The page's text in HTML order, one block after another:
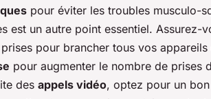
pour éviter les troubles musculo-
est un autre point essentiel. Assurez-
pour brancher tous vos appareils
pour augmenter le nombre de prises
des appels vidéo, optez pour un